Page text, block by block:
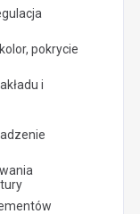
pokrycie
i